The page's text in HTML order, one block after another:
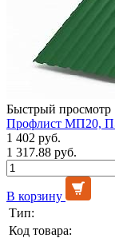
Быстрый просмотр
Профлист МП20,
1 402 руб.
1 317.88 руб.
В корзину
Тип:
Код товара: